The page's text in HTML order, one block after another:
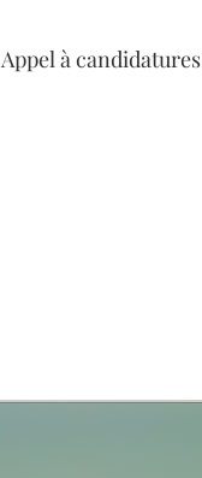
Appel à candidatures